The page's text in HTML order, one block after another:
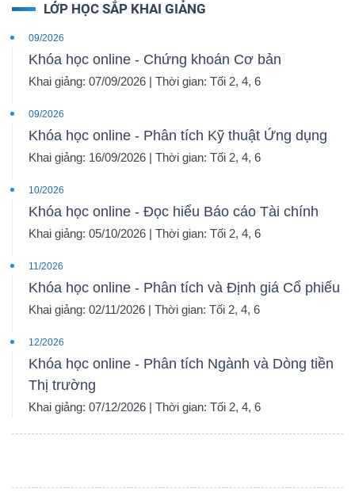
LỚP HỌC SẮP KHAI GIẢNG
09/2026
Khóa học online - Chứng khoán Cơ bản
Khai giảng: 07/09/2026 | Thời gian: Tối 2, 4, 6
09/2026
Khóa học online - Phân tích Kỹ thuật Ứng dụng
Khai giảng: 16/09/2026 | Thời gian: Tối 2, 4, 6
10/2026
Khóa học online - Đọc hiểu Báo cáo Tài chính
Khai giảng: 05/10/2026 | Thời gian: Tối 2, 4, 6
11/2026
Khóa học online - Phân tích và Định giá Cổ phiếu
Khai giảng: 02/11/2026 | Thời gian: Tối 2, 4, 6
12/2026
Khóa học online - Phân tích Ngành và Dòng tiền
Thị trường
Khai giảng: 07/12/2026 | Thời gian: Tối 2, 4, 6